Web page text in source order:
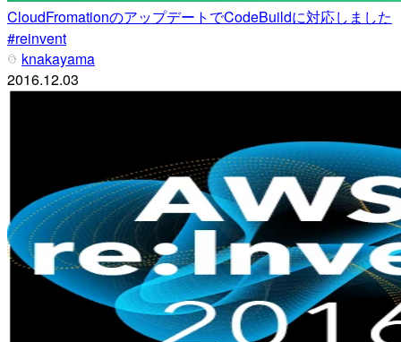
CloudFromationのアップデートでCodeBuildに対応しました
#reinvent
knakayama
2016.12.03